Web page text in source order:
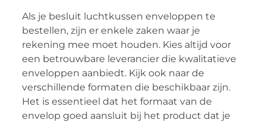
Als je besluit luchtkussen enveloppen te
bestellen, zijn er enkele zaken waar je
rekening mee moet houden. Kies altijd voor
een betrouwbare leverancier die kwalitatieve
enveloppen aanbiedt. Kijk ook naar de
verschillende formaten die beschikbaar zijn.
Het is essentieel dat het formaat van de
envelop goed aansluit bij het product dat je